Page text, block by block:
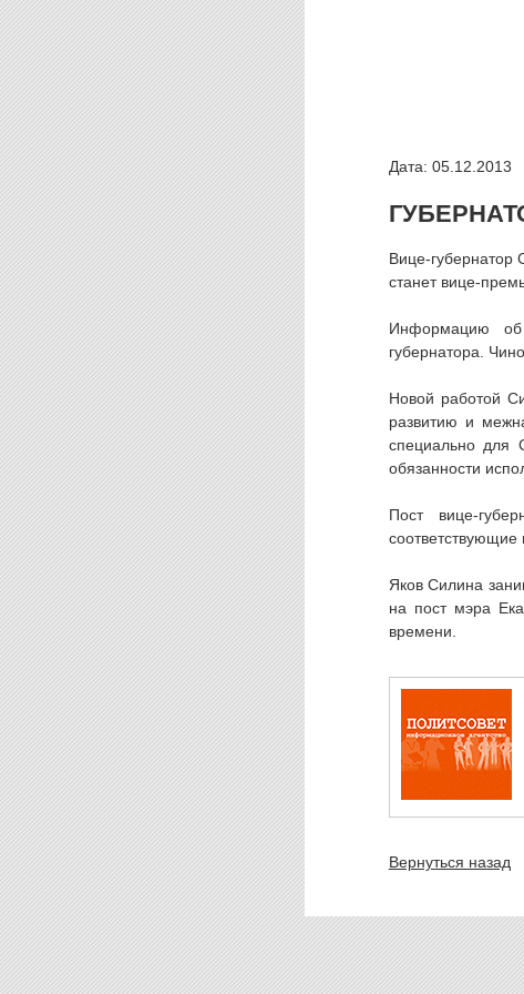
Дата: 05.12.2013
Вице-губернатор
станет вице-
Информацию об
губернатора.
Новой работой
развитию и
специально для
обязанности
Пост вице-
соответствующие
Яков Силина
на пост мэра
времени.
Вернуться назад